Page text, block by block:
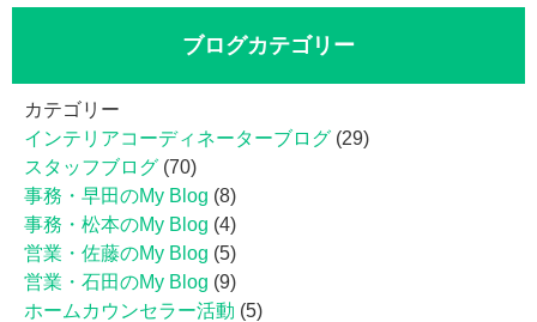
ブログカテゴリー
カテゴリー
インテリアコーディネーターブログ (29)
スタッフブログ (70)
事務・早田のMy Blog (8)
事務・松本のMy Blog (4)
営業・佐藤のMy Blog (5)
営業・石田のMy Blog (9)
ホームカウンセラー活動 (5)